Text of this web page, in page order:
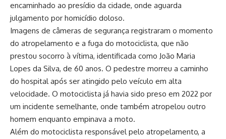
encaminhado ao presídio da cidade, onde aguarda
julgamento por homicídio doloso.
Imagens de câmeras de segurança registraram o momento
do atropelamento e a fuga do motociclista, que não
prestou socorro à vítima, identificada como João Maria
Lopes da Silva, de 60 anos. O pedestre morreu a caminho
do hospital após ser atingido pelo veículo em alta
velocidade. O motociclista já havia sido preso em 2022 por
um incidente semelhante, onde também atropelou outro
homem enquanto empinava a moto.
Além do motociclista responsável pelo atropelamento, a